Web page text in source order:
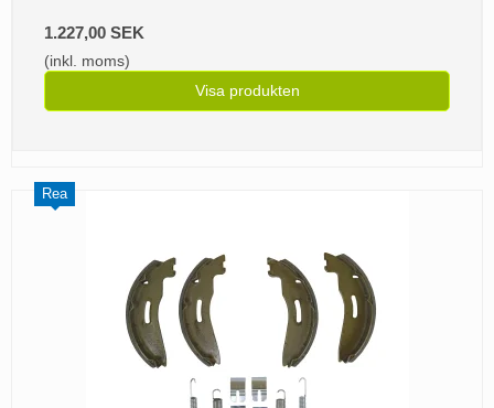
1.227,00 SEK
(inkl. moms)
Visa produkten
Rea